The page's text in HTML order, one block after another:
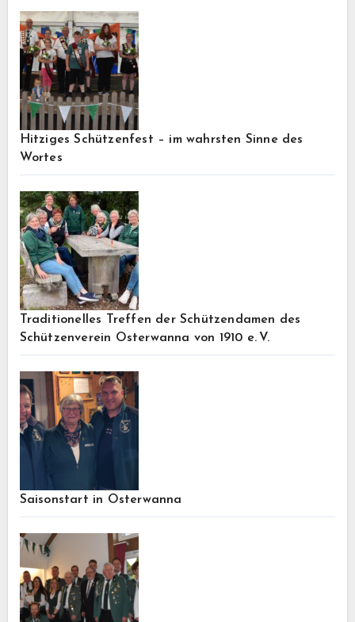
Hitziges Schützenfest – im wahrsten Sinne des
Wortes
Traditionelles Treffen der Schützendamen des
Schützenverein Osterwanna von 1910 e. V.
Saisonstart in Osterwanna